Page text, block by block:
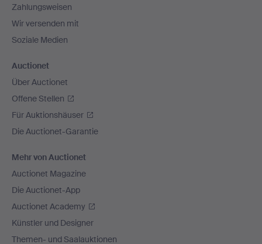
Zahlungsweisen
Wir versenden mit
Soziale Medien
Auctionet
Über Auctionet
Offene Stellen
Für Auktionshäuser
Die Auctionet-Garantie
Mehr von Auctionet
Auctionet Magazine
Die Auctionet-App
Auctionet Academy
Künstler und Designer
Themen- und Saalauktionen